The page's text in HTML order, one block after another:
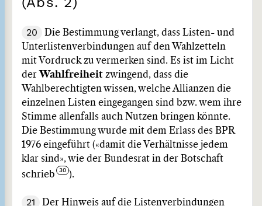
20
Die Bestimmung verlangt, dass Listen- und
Unterlistenverbindungen auf den Wahlzetteln
mit Vordruck zu vermerken sind. Es ist im Licht
der Wahlfreiheit zwingend, dass die
Wahlberechtigten wissen, welche Allianzen die
einzelnen Listen eingegangen sind bzw. wem ihre
Stimme allenfalls auch Nutzen bringen könnte.
Die Bestimmung wurde mit dem Erlass des BPR
1976 eingeführt («damit die Verhältnisse jedem
klar sind», wie der Bundesrat in der Botschaft
schrieb
).
21
Der Hinweis auf die Listenverbindungen